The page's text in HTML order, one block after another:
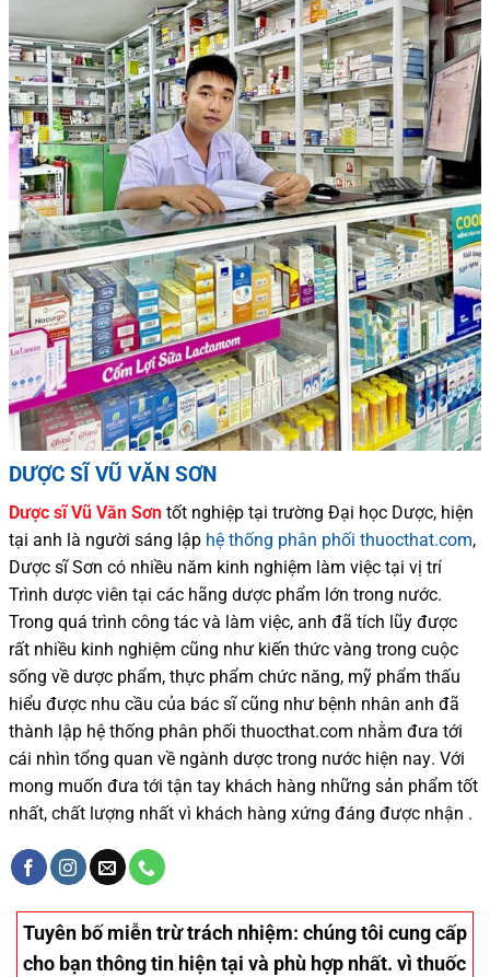
DƯỢC SĨ VŨ VĂN SƠN
Dược sĩVũ Văn Sơn tốt nghiệp tại trường Đại học Dược, hiện
tại anh là người sáng lập hệ thống phân phối thuocthat.com,
Dược sĩSơn có nhiều năm kinh nghiệm làm việc tại vị trí
Trình dược viên tại các hãng dược phẩm lớn trong nước.
Trong quá trình công tác và làm việc, anh đã tích lũy được
rất nhiều kinh nghiệm cũng như kiến thức vàng trong cuộc
sống về dược phẩm, thực phẩm chức năng, mỹ phẩm thấu
hiểu được nhu cầu của bác sĩcũng như bệnh nhân anh đã
thành lập hệ thống phân phối thuocthat.com nhằm đưa tới
cái nhìn tổng quan về ngành dược trong nước hiện nay. Với
mong muốn đưa tới tận tay khách hàng những sản phẩm tốt
nhất, chất lượng nhất vì khách hàng xứng đáng được nhận .
Tuyên bố miễn trừ trách nhiệm: chúng tôi cung cấp
cho bạn thông tin hiện tại và phù hợp nhất. vì thuốc